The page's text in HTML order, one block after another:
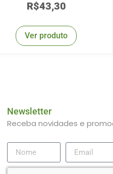
R$43,30
Ver produto
Newsletter
Receba novidades e